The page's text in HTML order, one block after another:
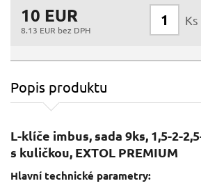
10 EUR
8.13 EUR bez DPH
Ks
Popis produktu
L-klíče imbus, sada 9ks, 1,5-2-
s kuličkou, EXTOL PREMIUM
Hlavní technické parametry: